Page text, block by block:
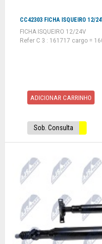
CC42303 FICHA ISQUEIRO 12/
FICHA ISQUEIRO 12/24V
Refer C 3 : 161717 cargo =
ADICIONAR CARRINHO
Sob. Consulta